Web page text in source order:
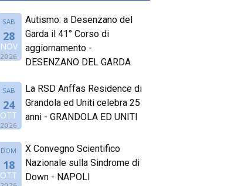
SAB
28
NOV
2026
Autismo: a Desenzano del
Garda il 41° Corso di
aggiornamento -
DESENZANO DEL GARDA
SAB
24
OTT
2026
La RSD Anffas Residence di
Grandola ed Uniti celebra 25
anni - GRANDOLA ED UNITI
DOM
18
OTT
X Convegno Scientifico
Nazionale sulla Sindrome di
Down - NAPOLI